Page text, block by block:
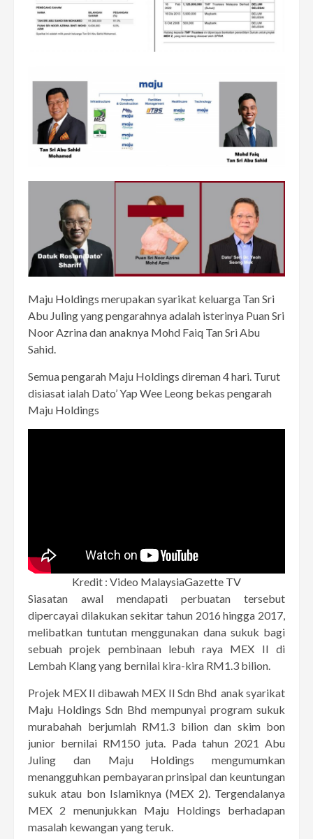
Maju Holdings merupakan syarikat keluarga Tan Sri
Abu Juling yang pengarahnya adalah isterinya Puan Sri
Noor Azrina dan anaknya Mohd Faiq Tan Sri Abu
Sahid.
Semua pengarah Maju Holdings direman 4 hari. Turut
disiasat ialah Dato’ Yap Wee Leong bekas pengarah
Maju Holdings
Kredit : Video MalaysiaGazette TV
Siasatan awal mendapati perbuatan tersebut
dipercayai dilakukan sekitar tahun 2016 hingga 2017,
melibatkan tuntutan menggunakan dana sukuk bagi
sebuah projek pembinaan lebuh raya MEX II di
Lembah Klang yang bernilai kira-kira RM1.3 bilion.​
Projek MEX II dibawah MEX II Sdn Bhd anak syarikat
Maju Holdings Sdn Bhd mempunyai program sukuk
murabahah berjumlah RM1.3 bilion dan skim bon
junior bernilai RM150 juta. Pada tahun 2021 Abu
Juling dan Maju Holdings mengumumkan
menangguhkan pembayaran prinsipal dan keuntungan
sukuk atau bon Islamiknya (MEX 2). Tergendalanya
MEX 2 menunjukkan Maju Holdings berhadapan
masalah kewangan yang teruk.